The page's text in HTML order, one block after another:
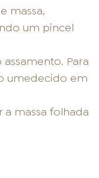
massa,
um pincel
assamento. Para
umedecido em
a massa folhada